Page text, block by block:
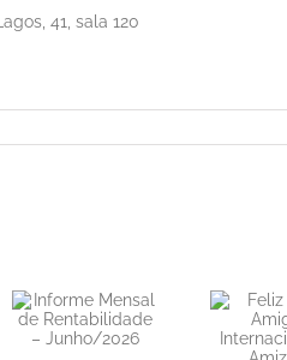
41, sala 120
Feliz Dia do
Amigo e